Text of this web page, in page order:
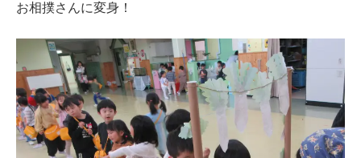
お相撲さんに変身！